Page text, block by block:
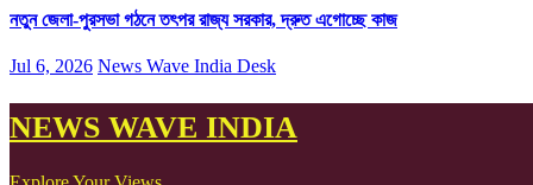
নতুন জেলা-পুরসভা গঠনে তৎপর রাজ্য সরকার, দ্রুত এগোচ্ছে কাজ
Jul 6, 2026 News Wave India Desk
NEWS WAVE INDIA